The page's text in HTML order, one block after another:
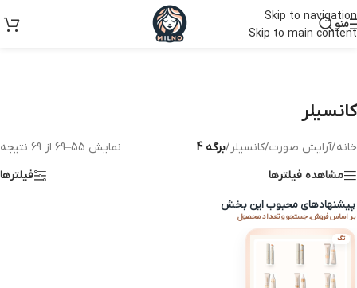
Skip to navigation
Skip to main content
منو
کانسیلر
خانه/آرایش صورت/کانسیلر/برگه 4
نمایش 55–69 از 69 نتیجه
مشاهده فیلترها
فیلترها
پیشنهادهای محبوب این بخش
بر اساس فروش، جستجو و تعداد محصول
تگ